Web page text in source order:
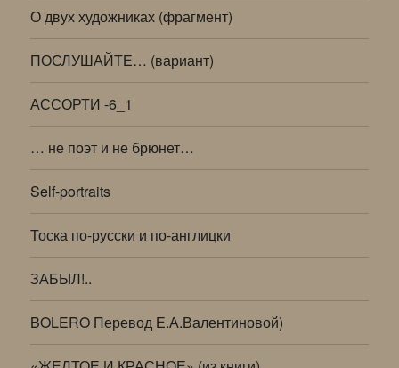
О двух художниках (фрагмент)
ПОСЛУШАЙТЕ… (вариант)
АССОРТИ -6_1
… не поэт и не брюнет…
Self-portraits
Тоска по-русски и по-англицки
ЗАБЫЛ!..
BOLERO Перевод Е.А.Валентиновой)